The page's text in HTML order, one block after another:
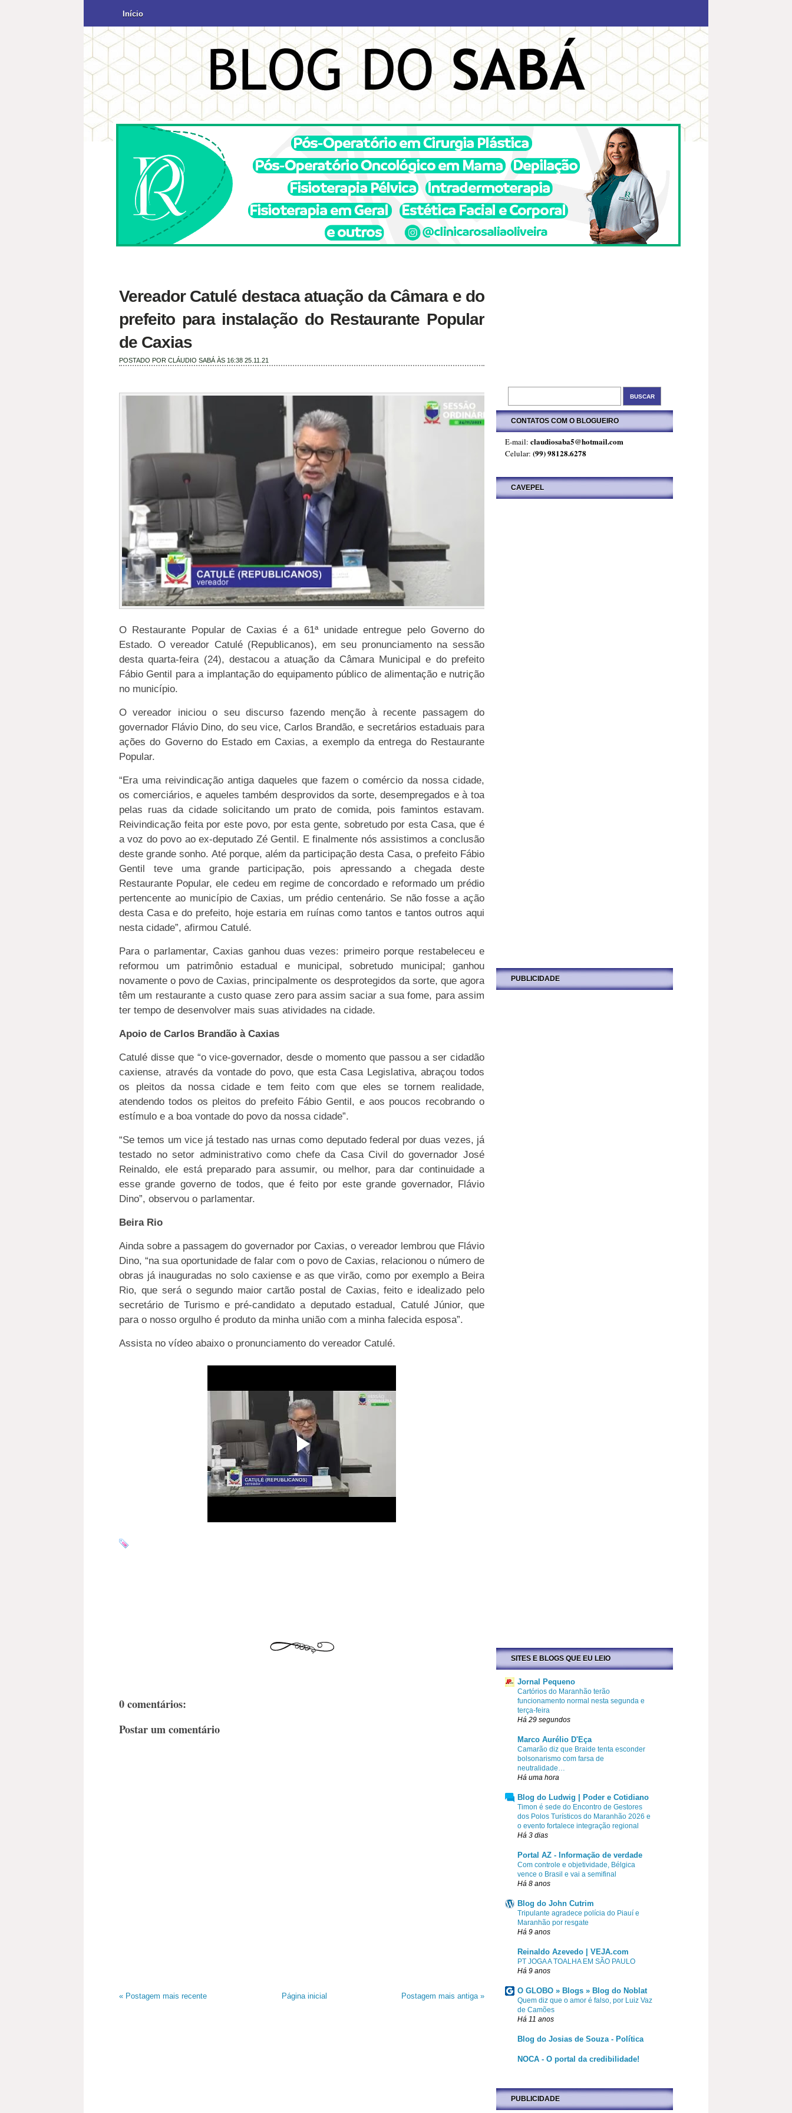
Início
Vereador Catulé destaca atuação da Câmara e do
prefeito para instalação do Restaurante Popular
de Caxias
POSTADO POR CLÁUDIO SABÁ ÀS 16:38 25.11.21
O Restaurante Popular de Caxias é a 61ª unidade entregue pelo Governo do
Estado. O vereador Catulé (Republicanos), em seu pronunciamento na sessão
desta quarta-feira (24), destacou a atuação da Câmara Municipal e do prefeito
Fábio Gentil para a implantação do equipamento público de alimentação e nutrição
no município.
O vereador iniciou o seu discurso fazendo menção à recente passagem do
governador Flávio Dino, do seu vice, Carlos Brandão, e secretários estaduais para
ações do Governo do Estado em Caxias, a exemplo da entrega do Restaurante
Popular.
“Era uma reivindicação antiga daqueles que fazem o comércio da nossa cidade,
os comerciários, e aqueles também desprovidos da sorte, desempregados e à toa
pelas ruas da cidade solicitando um prato de comida, pois famintos estavam.
Reivindicação feita por este povo, por esta gente, sobretudo por esta Casa, que é
a voz do povo ao ex-deputado Zé Gentil. E finalmente nós assistimos a conclusão
deste grande sonho. Até porque, além da participação desta Casa, o prefeito Fábio
Gentil teve uma grande participação, pois apressando a chegada deste
Restaurante Popular, ele cedeu em regime de concordado e reformado um prédio
pertencente ao município de Caxias, um prédio centenário. Se não fosse a ação
desta Casa e do prefeito, hoje estaria em ruínas como tantos e tantos outros aqui
nesta cidade”, afirmou Catulé.
Para o parlamentar, Caxias ganhou duas vezes: primeiro porque restabeleceu e
reformou um patrimônio estadual e municipal, sobretudo municipal; ganhou
novamente o povo de Caxias, principalmente os desprotegidos da sorte, que agora
têm um restaurante a custo quase zero para assim saciar a sua fome, para assim
ter tempo de desenvolver mais suas atividades na cidade.
Apoio de Carlos Brandão à Caxias
Catulé disse que “o vice-governador, desde o momento que passou a ser cidadão
caxiense, através da vontade do povo, que esta Casa Legislativa, abraçou todos
os pleitos da nossa cidade e tem feito com que eles se tornem realidade,
atendendo todos os pleitos do prefeito Fábio Gentil, e aos poucos recobrando o
estímulo e a boa vontade do povo da nossa cidade”.
“Se temos um vice já testado nas urnas como deputado federal por duas vezes, já
testado no setor administrativo como chefe da Casa Civil do governador José
Reinaldo, ele está preparado para assumir, ou melhor, para dar continuidade a
esse grande governo de todos, que é feito por este grande governador, Flávio
Dino”, observou o parlamentar.
Beira Rio
Ainda sobre a passagem do governador por Caxias, o vereador lembrou que Flávio
Dino, “na sua oportunidade de falar com o povo de Caxias, relacionou o número de
obras já inauguradas no solo caxiense e as que virão, como por exemplo a Beira
Rio, que será o segundo maior cartão postal de Caxias, feito e idealizado pelo
secretário de Turismo e pré-candidato a deputado estadual, Catulé Júnior, que
para o nosso orgulho é produto da minha união com a minha falecida esposa”.
Assista no vídeo abaixo o pronunciamento do vereador Catulé.
0 comentários:
Postar um comentário
« Postagem mais recente Postagem mais antiga »
Página inicial
CONTATOS COM O BLOGUEIRO
E-mail: claudiosaba5@hotmail.com
Celular: (99) 98128.6278
CAVEPEL
PUBLICIDADE
SITES E BLOGS QUE EU LEIO
Jornal Pequeno
Cartórios do Maranhão terão
funcionamento normal nesta segunda e
terça-feira
Há 29 segundos
Marco Aurélio D'Eça
Camarão diz que Braide tenta esconder
bolsonarismo com farsa de
neutralidade…
Há uma hora
Blog do Ludwig | Poder e Cotidiano
Timon é sede do Encontro de Gestores
dos Polos Turísticos do Maranhão 2026 e
o evento fortalece integração regional
Há 3 dias
Portal AZ - Informação de verdade
Com controle e objetividade, Bélgica
vence o Brasil e vai a semifinal
Há 8 anos
Blog do John Cutrim
Tripulante agradece polícia do Piauí e
Maranhão por resgate
Há 9 anos
Reinaldo Azevedo | VEJA.com
PT JOGA A TOALHA EM SÃO PAULO
Há 9 anos
O GLOBO » Blogs » Blog do Noblat
Quem diz que o amor é falso, por Luiz Vaz
de Camões
Há 11 anos
Blog do Josias de Souza - Política
NOCA - O portal da credibilidade!
PUBLICIDADE